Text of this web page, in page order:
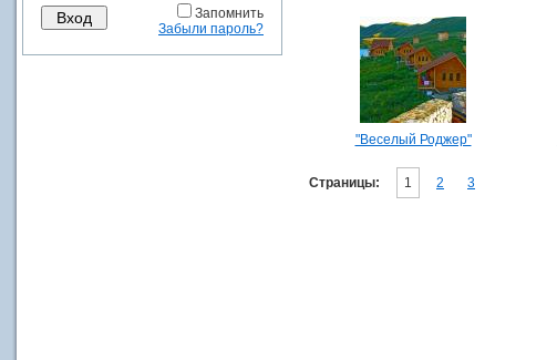
Запомнить
Забыли пароль?
"Веселый Роджер"
Страницы: 1 2 3